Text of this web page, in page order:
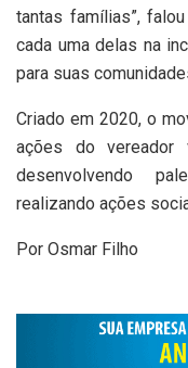
tantas famílias”,
cada uma delas na
para suas
Criado em 2020, o
ações do vereador
desenvolvendo
realizando ações
Por Osmar Filho